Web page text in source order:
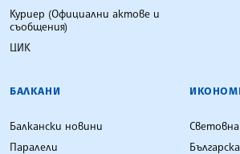
Куриер (Официални актове и
съобщения)
ЦИК
БАЛКАНИ
Балкански новини
Паралели